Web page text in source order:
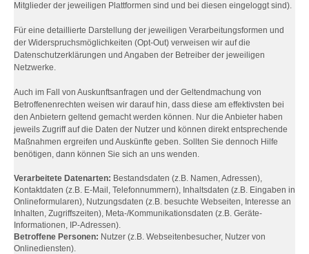
Mitglieder der jeweiligen Plattformen sind und bei diesen eingeloggt sind).
Für eine detaillierte Darstellung der jeweiligen Verarbeitungsformen und
der Widerspruchsmöglichkeiten (Opt-Out) verweisen wir auf die
Datenschutzerklärungen und Angaben der Betreiber der jeweiligen
Netzwerke.
Auch im Fall von Auskunftsanfragen und der Geltendmachung von
Betroffenenrechten weisen wir darauf hin, dass diese am effektivsten bei
den Anbietern geltend gemacht werden können. Nur die Anbieter haben
jeweils Zugriff auf die Daten der Nutzer und können direkt entsprechende
Maßnahmen ergreifen und Auskünfte geben. Sollten Sie dennoch Hilfe
benötigen, dann können Sie sich an uns wenden.
Verarbeitete Datenarten: Bestandsdaten (z.B. Namen, Adressen),
Kontaktdaten (z.B. E-Mail, Telefonnummern), Inhaltsdaten (z.B. Eingaben in
Onlineformularen), Nutzungsdaten (z.B. besuchte Webseiten, Interesse an
Inhalten, Zugriffszeiten), Meta-/Kommunikationsdaten (z.B. Geräte-
Informationen, IP-Adressen).
Betroffene Personen: Nutzer (z.B. Webseitenbesucher, Nutzer von
Onlinediensten).